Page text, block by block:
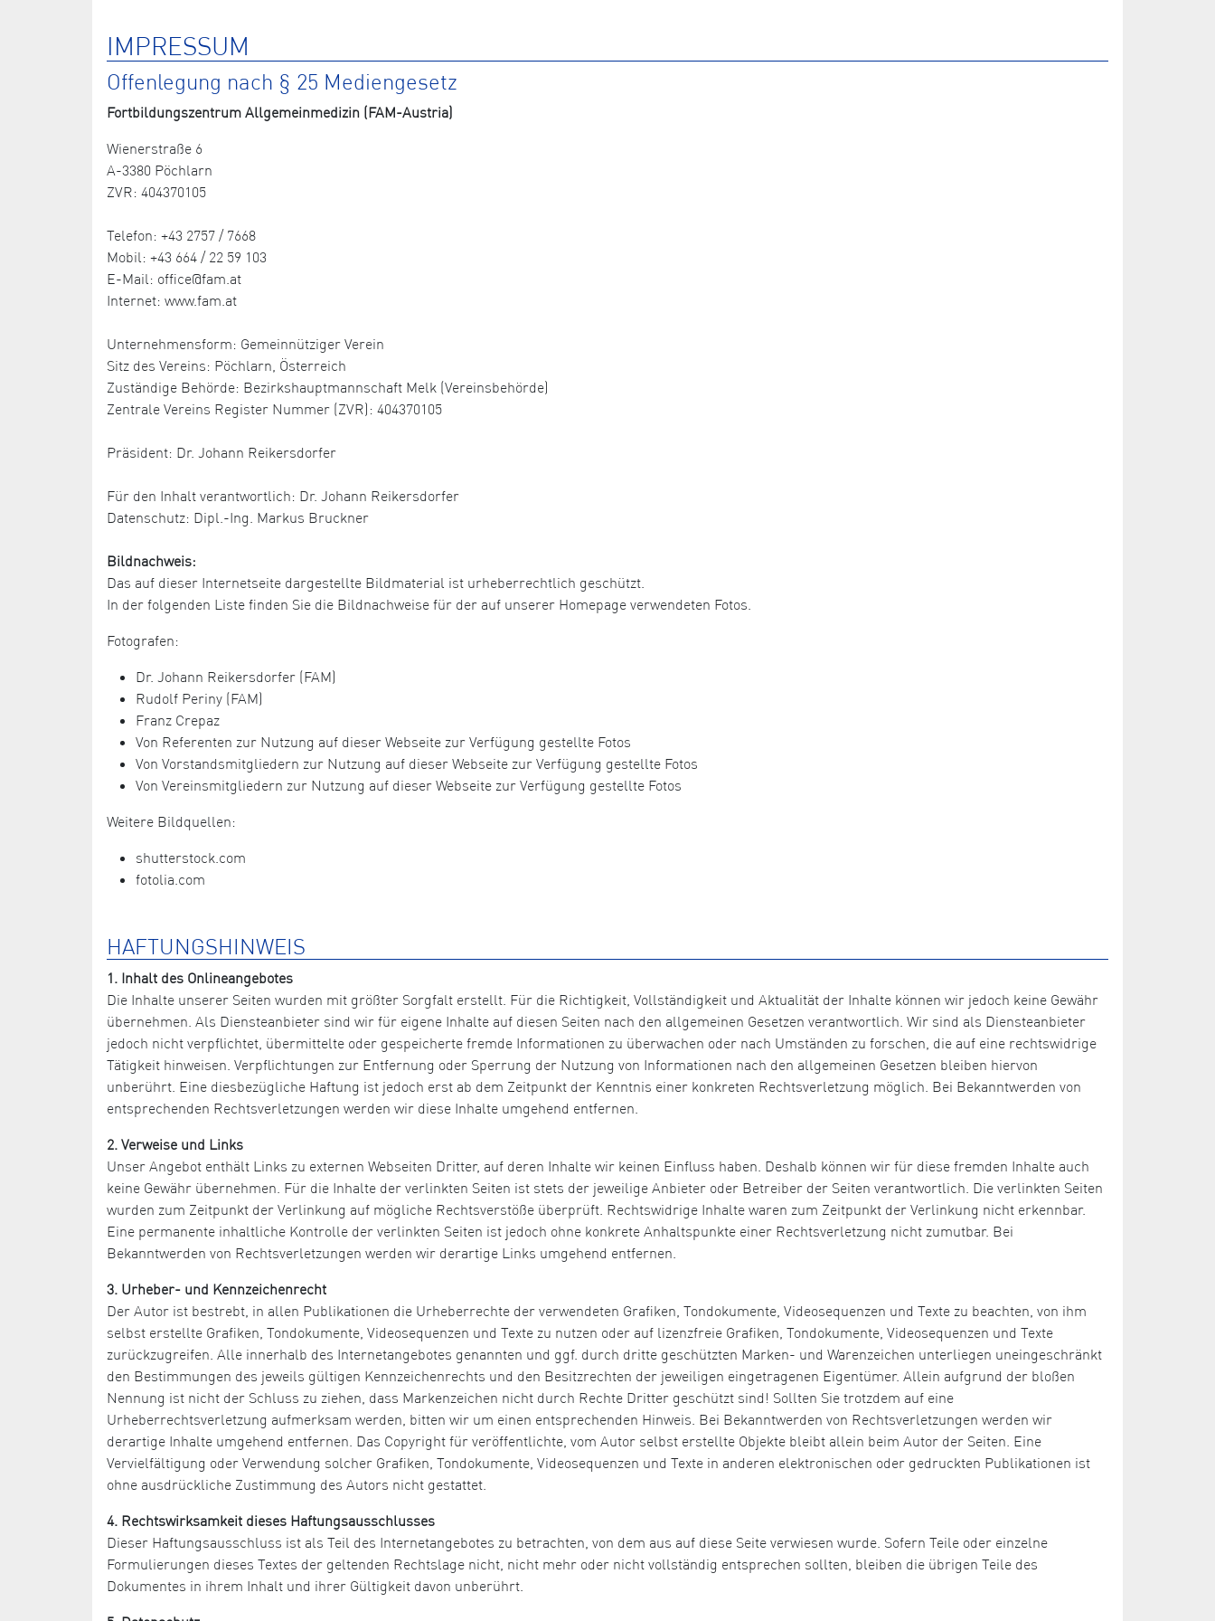
IMPRESSUM
Offenlegung nach § 25 Mediengesetz
Fortbildungszentrum Allgemeinmedizin (FAM-Austria)
Wienerstraße 6
A-3380 Pöchlarn
ZVR: 404370105
Telefon: +43 2757 / 7668
Mobil: +43 664 / 22 59 103
E-Mail: office@fam.at
Internet: www.fam.at
Unternehmensform: Gemeinnütziger Verein
Sitz des Vereins: Pöchlarn, Österreich
Zuständige Behörde: Bezirkshauptmannschaft Melk (Vereinsbehörde)
Zentrale Vereins Register Nummer (ZVR): 404370105
Präsident: Dr. Johann Reikersdorfer
Für den Inhalt verantwortlich: Dr. Johann Reikersdorfer
Datenschutz: Dipl.-Ing. Markus Bruckner
Bildnachweis:
Das auf dieser Internetseite dargestellte Bildmaterial ist urheberrechtlich geschützt.
In der folgenden Liste finden Sie die Bildnachweise für der auf unserer Homepage verwendeten Fotos.
Fotografen:
Dr. Johann Reikersdorfer (FAM)
Rudolf Periny (FAM)
Franz Crepaz
Von Referenten zur Nutzung auf dieser Webseite zur Verfügung gestellte Fotos
Von Vorstandsmitgliedern zur Nutzung auf dieser Webseite zur Verfügung gestellte Fotos
Von Vereinsmitgliedern zur Nutzung auf dieser Webseite zur Verfügung gestellte Fotos
Weitere Bildquellen:
shutterstock.com
fotolia.com
HAFTUNGSHINWEIS
1. Inhalt des Onlineangebotes
Die Inhalte unserer Seiten wurden mit größter Sorgfalt erstellt. Für die Richtigkeit, Vollständigkeit und Aktualität der Inhalte können wir jedoch keine Gewähr
übernehmen. Als Diensteanbieter sind wir für eigene Inhalte auf diesen Seiten nach den allgemeinen Gesetzen verantwortlich. Wir sind als Diensteanbieter
jedoch nicht verpflichtet, übermittelte oder gespeicherte fremde Informationen zu überwachen oder nach Umständen zu forschen, die auf eine rechtswidrige
Tätigkeit hinweisen. Verpflichtungen zur Entfernung oder Sperrung der Nutzung von Informationen nach den allgemeinen Gesetzen bleiben hiervon
unberührt. Eine diesbezügliche Haftung ist jedoch erst ab dem Zeitpunkt der Kenntnis einer konkreten Rechtsverletzung möglich. Bei Bekanntwerden von
entsprechenden Rechtsverletzungen werden wir diese Inhalte umgehend entfernen.
2. Verweise und Links
Unser Angebot enthält Links zu externen Webseiten Dritter, auf deren Inhalte wir keinen Einfluss haben. Deshalb können wir für diese fremden Inhalte auch
keine Gewähr übernehmen. Für die Inhalte der verlinkten Seiten ist stets der jeweilige Anbieter oder Betreiber der Seiten verantwortlich. Die verlinkten Seiten
wurden zum Zeitpunkt der Verlinkung auf mögliche Rechtsverstöße überprüft. Rechtswidrige Inhalte waren zum Zeitpunkt der Verlinkung nicht erkennbar.
Eine permanente inhaltliche Kontrolle der verlinkten Seiten ist jedoch ohne konkrete Anhaltspunkte einer Rechtsverletzung nicht zumutbar. Bei
Bekanntwerden von Rechtsverletzungen werden wir derartige Links umgehend entfernen.
3. Urheber- und Kennzeichenrecht
Der Autor ist bestrebt, in allen Publikationen die Urheberrechte der verwendeten Grafiken, Tondokumente, Videosequenzen und Texte zu beachten, von ihm
selbst erstellte Grafiken, Tondokumente, Videosequenzen und Texte zu nutzen oder auf lizenzfreie Grafiken, Tondokumente, Videosequenzen und Texte
zurückzugreifen. Alle innerhalb des Internetangebotes genannten und ggf. durch dritte geschützten Marken- und Warenzeichen unterliegen uneingeschränkt
den Bestimmungen des jeweils gültigen Kennzeichenrechts und den Besitzrechten der jeweiligen eingetragenen Eigentümer. Allein aufgrund der bloßen
Nennung ist nicht der Schluss zu ziehen, dass Markenzeichen nicht durch Rechte Dritter geschützt sind! Sollten Sie trotzdem auf eine
Urheberrechtsverletzung aufmerksam werden, bitten wir um einen entsprechenden Hinweis. Bei Bekanntwerden von Rechtsverletzungen werden wir
derartige Inhalte umgehend entfernen. Das Copyright für veröffentlichte, vom Autor selbst erstellte Objekte bleibt allein beim Autor der Seiten. Eine
Vervielfältigung oder Verwendung solcher Grafiken, Tondokumente, Videosequenzen und Texte in anderen elektronischen oder gedruckten Publikationen ist
ohne ausdrückliche Zustimmung des Autors nicht gestattet.
4. Rechtswirksamkeit dieses Haftungsausschlusses
Dieser Haftungsausschluss ist als Teil des Internetangebotes zu betrachten, von dem aus auf diese Seite verwiesen wurde. Sofern Teile oder einzelne
Formulierungen dieses Textes der geltenden Rechtslage nicht, nicht mehr oder nicht vollständig entsprechen sollten, bleiben die übrigen Teile des
Dokumentes in ihrem Inhalt und ihrer Gültigkeit davon unberührt.